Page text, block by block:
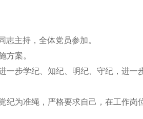
主持，全体党员参加。
案。
步学纪、知纪、明纪、守纪，进一
为准绳，严格要求自己，在工作岗